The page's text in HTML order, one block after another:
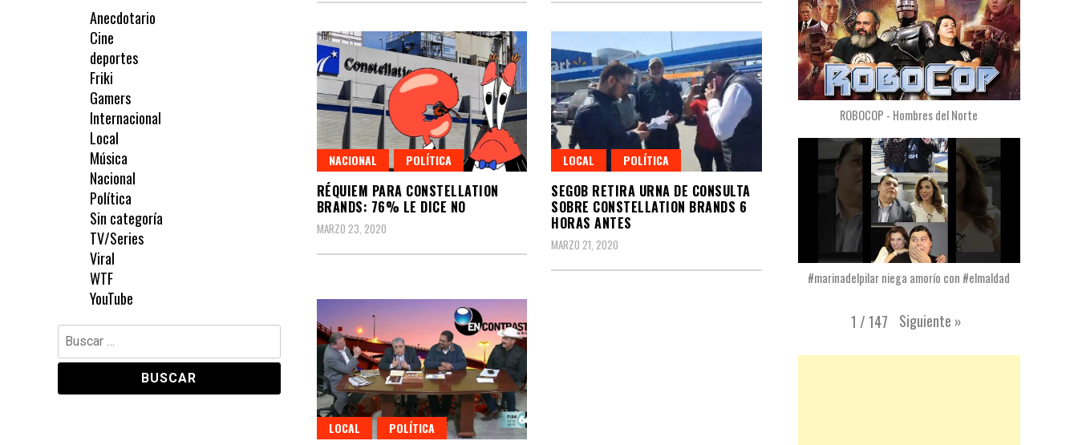
NACIONAL POLÍTICA
RÉQUIEM PARA CONSTELLATION
BRANDS: 76% LE DICE NO
MARZO 23, 2020
LOCAL POLÍTICA
SEGOB RETIRA URNA DE CONSULTA
SOBRE CONSTELLATION BRANDS 6
HORAS ANTES
MARZO 21, 2020
LOCAL POLÍTICA
Anecdotario
Cine
deportes
Friki
Gamers
Internacional
Local
Música
Nacional
Política
Sin categoría
TV/Series
Viral
WTF
YouTube
Buscar:
ROBOCOP - Hombres del Norte
#marinadelpilar niega amorío con #elmaldad
1 / 147 Siguiente »